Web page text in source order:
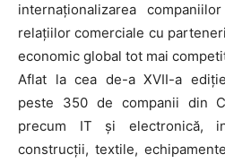
internaționalizarea
relațiilor comerciale cu
economic global tot mai
Aflat la cea de-a XVII-a
peste 350 de companii din
precum IT și electronică,
construcții, textile,